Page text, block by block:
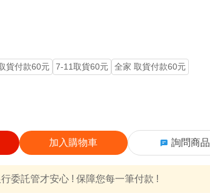
貨付款60元 7-11取貨60元
全家 取貨付款60元
加入購物車 詢問商品
委託管才安心 ! 保障您每一筆付款 !